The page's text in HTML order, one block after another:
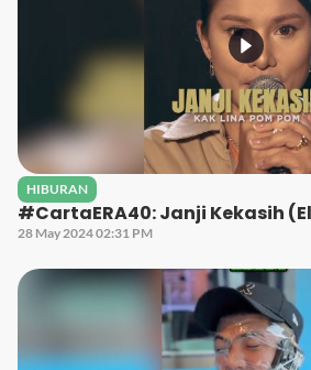
HIBURAN
#CartaERA40: Janji Kekasih
28 May 2024 02:31 PM